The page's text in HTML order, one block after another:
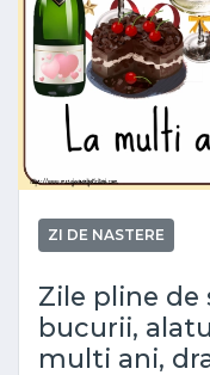
ZI DE NASTERE
Zile pline de
bucurii,
multi ani,